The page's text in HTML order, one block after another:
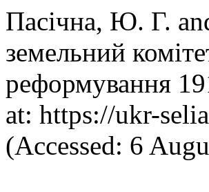
Пасічна, Ю. Г.
земельний
реформування
at: https://ukr-
(Accessed: 6